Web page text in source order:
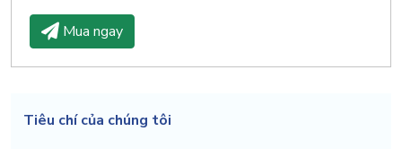
Mua ngay
Tiêu chí của chúng tôi